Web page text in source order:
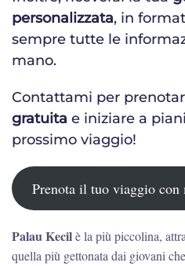
personalizzata, in
sempre tutte le
mano.
Contattami per
gratuita e iniziare a
prossimo viaggio!
Prenota il tuo viaggio con
Palau Kecilè la più piccolina,
quella più gettonata dai giovani